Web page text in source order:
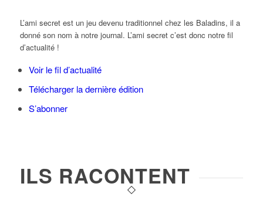
L’ami secret est un jeu devenu traditionnel chez les Baladins, il a
donné son nom à notre journal. L’ami secret c’est donc notre fil
d’actualité !
Voir le fil d’actualité
Télécharger la dernière édition
S’abonner
ILS RACONTENT